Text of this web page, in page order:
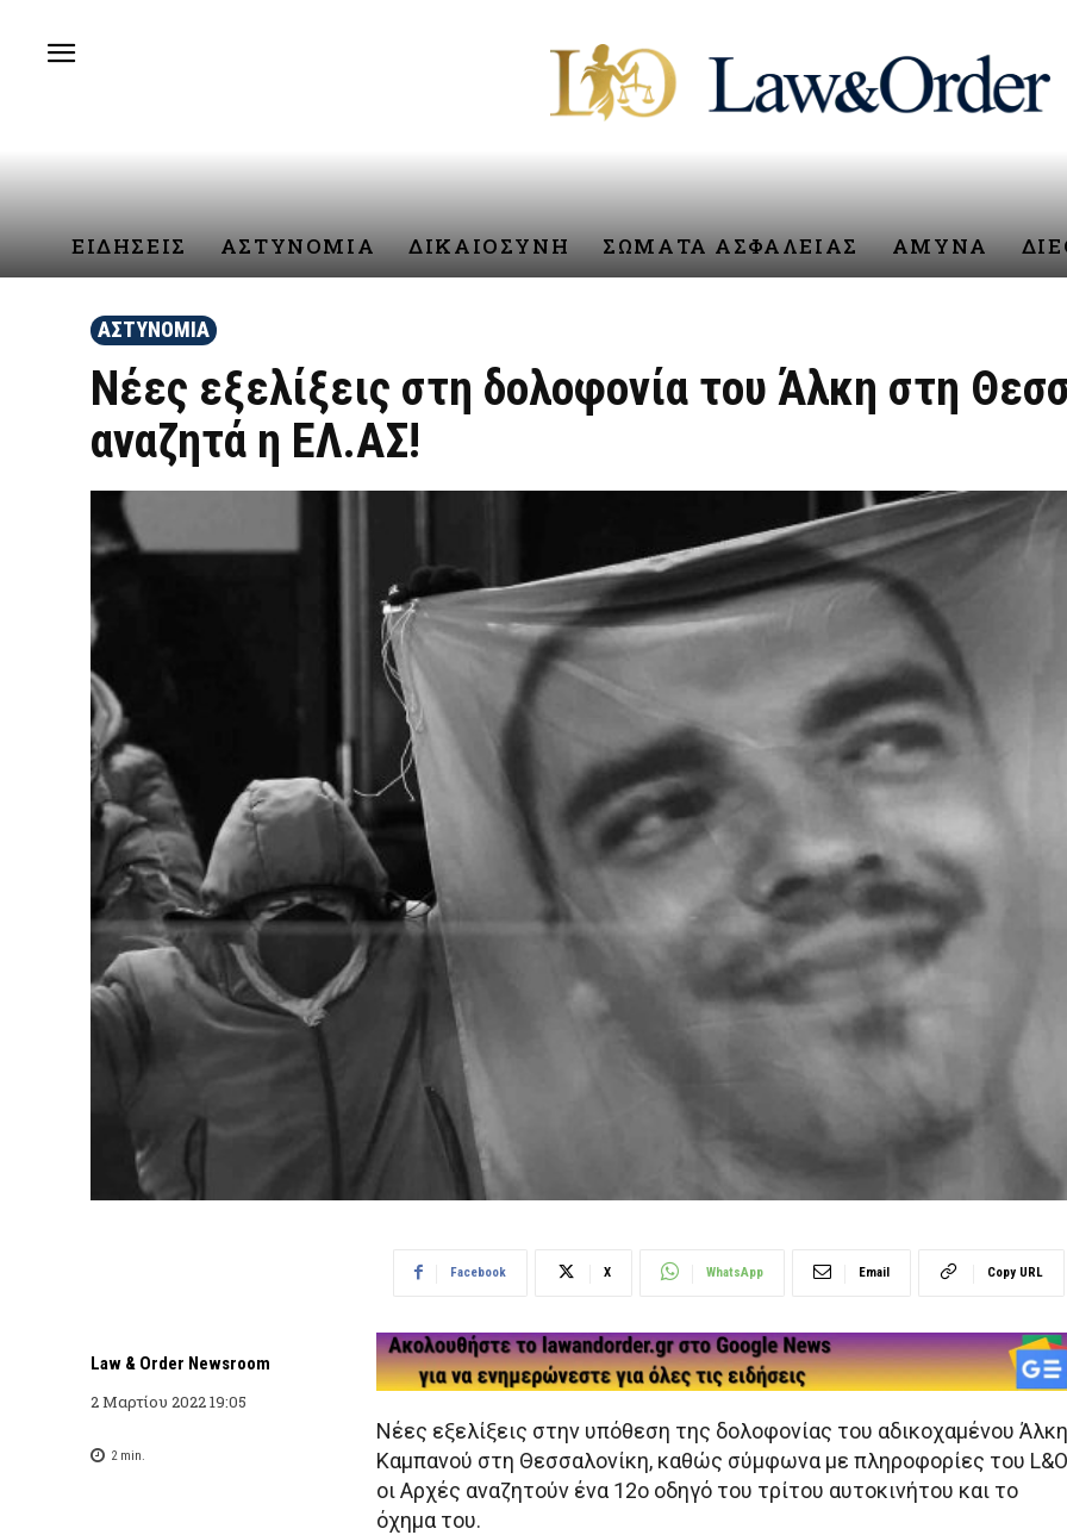
ΕΙΔΗΣΕΙΣ ΑΣΤΥΝΟΜΙΑ ΔΙΚΑΙΟΣΥΝΗ ΣΩΜΑΤΑ ΑΣΦΑΛΕΙΑΣ ΑΜΥΝΑ
ΑΣΤΥΝΟΜΙΑ
Νέες εξελίξεις στη δολοφονία του Άλκη στη
αναζητά η ΕΛ.ΑΣ!
Law & Order Newsroom
2 Μαρτίου 2022 19:05
2min.
Facebook X WhatsApp Email Copy URL
Νέες εξελίξεις στην υπόθεση της δολοφονίας του αδικοχαμένου Άλκη
Καμπανού στη Θεσσαλονίκη, καθώς σύμφωνα με πληροφορίες του L&O
οι Αρχές αναζητούν ένα 12ο οδηγό του τρίτου αυτοκινήτου και το
όχημα του.